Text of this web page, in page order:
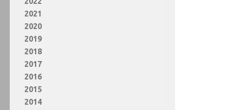
2021
2020
2019
2018
2017
2016
2015
2014